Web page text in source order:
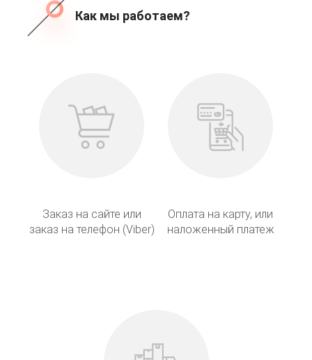
Как мы работаем?
Заказ на сайте или
заказ на телефон (Viber)
Оплата на карту, или
наложенный платеж